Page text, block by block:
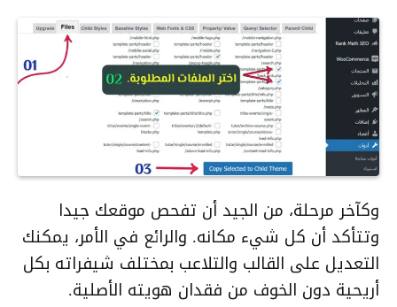
وكآخر مرحلة، من الجيد أن تفحص موقعك جيدا
وتتأكد أن كل شيء مكانه. والرائع في الأمر، يمكنك
التعديل على القالب والتلاعب بمختلف شيفراته بكل
أريحية دون الخوف من فقدان هويته الأصلية.